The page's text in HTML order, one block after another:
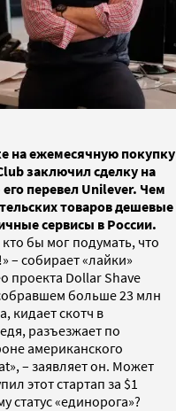
на ежемесячную покупку
заключил сделку на
перевел Unilever. Чем
товаров дешевые
сервисы в России.
бы мог подумать, что
– собирает «лайки»
проекта Dollar Shave
больше 23 млн
кидает скотч в
разъезжает по
американского
– заявляет он. Может
этот стартап за $1
статус «единорога»?